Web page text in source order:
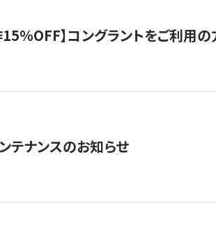
15％OFF】コングラントをご利用
テナンスのお知らせ